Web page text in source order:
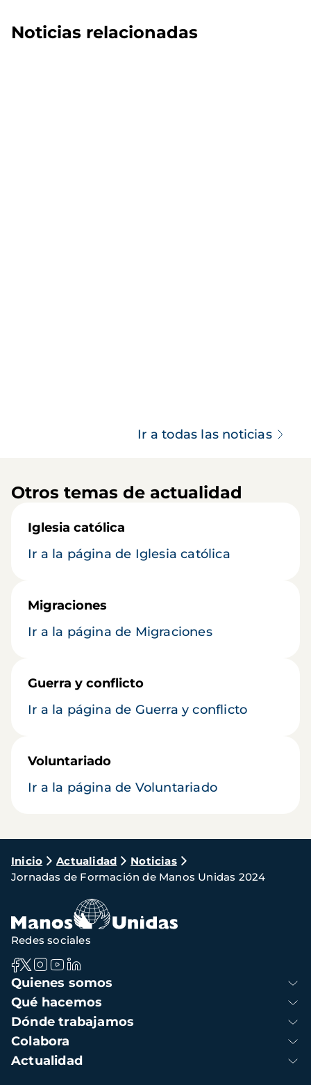
Noticias relacionadas
Ir a todas las noticias
Otros temas de actualidad
Iglesia católica
Ir a la página de Iglesia católica
Migraciones
Ir a la página de Migraciones
Guerra y conflicto
Ir a la página de Guerra y conflicto
Voluntariado
Ir a la página de Voluntariado
Ruta
de
navegación
Inicio Actualidad
Noticias
Jornadas de Formación de Manos Unidas 2024
Navegación
principal
Quienes somos
Qué hacemos
Dónde trabajamos
Colabora
Actualidad
Redes sociales